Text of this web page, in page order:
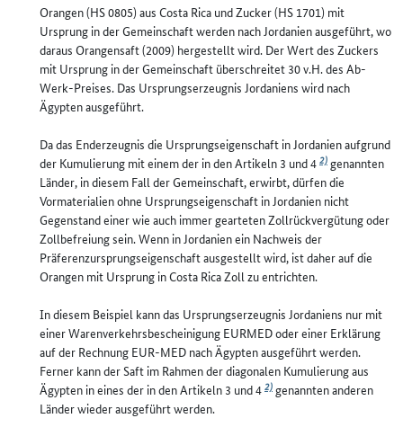
Orangen (HS 0805) aus Costa Rica und Zucker (HS 1701) mit
Ursprung in der Gemeinschaft werden nach Jordanien ausgeführt, wo
daraus Orangensaft (2009) hergestellt wird. Der Wert des Zuckers
mit Ursprung in der Gemeinschaft überschreitet 30 v.H. des Ab-
Werk-Preises. Das Ursprungserzeugnis Jordaniens wird nach
Ägypten ausgeführt.
Da das Enderzeugnis die Ursprungseigenschaft in Jordanien aufgrund
der Kumulierung mit einem der in den Artikeln 3 und 42)genannten
Länder, in diesem Fall der Gemeinschaft, erwirbt, dürfen die
Vormaterialien ohne Ursprungseigenschaft in Jordanien nicht
Gegenstand einer wie auch immer gearteten Zollrückvergütung oder
Zollbefreiung sein. Wenn in Jordanien ein Nachweis der
Präferenzursprungseigenschaft ausgestellt wird, ist daher auf die
Orangen mit Ursprung in Costa Rica Zoll zu entrichten.
In diesem Beispiel kann das Ursprungserzeugnis Jordaniens nur mit
einer Warenverkehrsbescheinigung EURMED oder einer Erklärung
auf der Rechnung EUR-MED nach Ägypten ausgeführt werden.
Ferner kann der Saft im Rahmen der diagonalen Kumulierung aus
Ägypten in eines der in den Artikeln 3 und 42)genannten anderen
Länder wieder ausgeführt werden.